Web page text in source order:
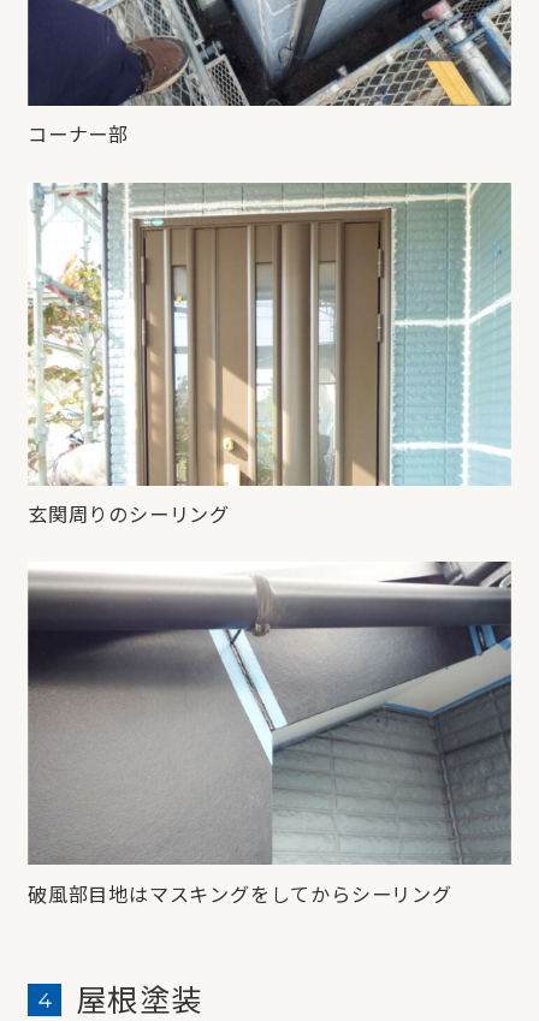
コーナー部
玄関周りのシーリング
破風部目地はマスキングをしてからシーリング
屋根塗装